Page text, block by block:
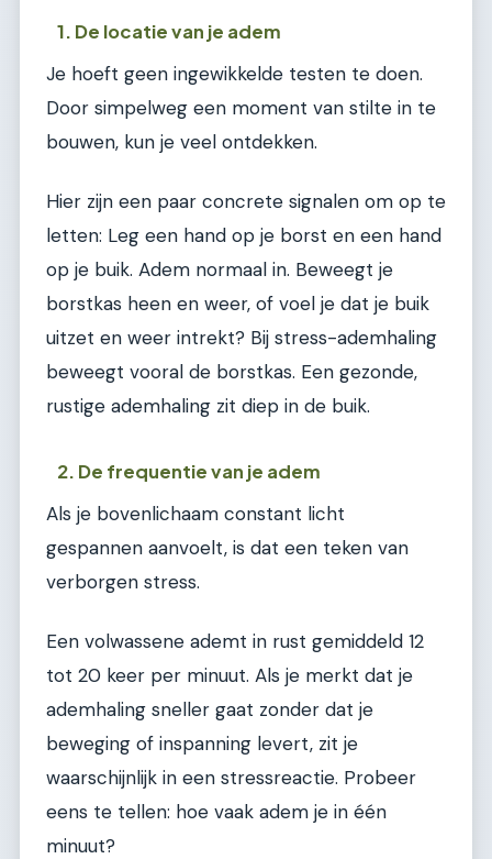
1. De locatie van je adem
Je hoeft geen ingewikkelde testen te doen.
Door simpelweg een moment van stilte in te
bouwen, kun je veel ontdekken.
Hier zijn een paar concrete signalen om op te
letten: Leg een hand op je borst en een hand
op je buik. Adem normaal in. Beweegt je
borstkas heen en weer, of voel je dat je buik
uitzet en weer intrekt? Bij stress-ademhaling
beweegt vooral de borstkas. Een gezonde,
rustige ademhaling zit diep in de buik.
2. De frequentie van je adem
Als je bovenlichaam constant licht
gespannen aanvoelt, is dat een teken van
verborgen stress.
Een volwassene ademt in rust gemiddeld 12
tot 20 keer per minuut. Als je merkt dat je
ademhaling sneller gaat zonder dat je
beweging of inspanning levert, zit je
waarschijnlijk in een stressreactie. Probeer
eens te tellen: hoe vaak adem je in één
minuut?